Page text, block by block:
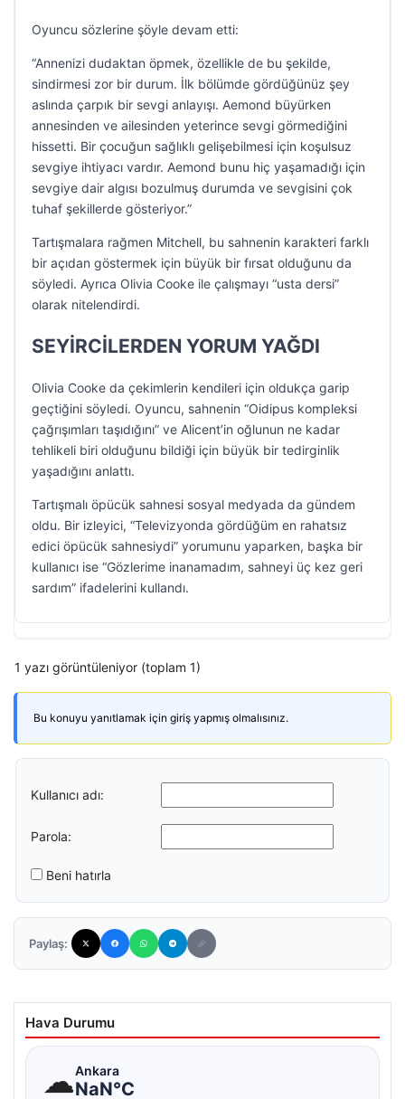
Oyuncu sözlerine şöyle devam etti:
“Annenizi dudaktan öpmek, özellikle de bu şekilde,
sindirmesi zor bir durum. İlk bölümde gördüğünüz şey
aslında çarpık bir sevgi anlayışı. Aemond büyürken
annesinden ve ailesinden yeterince sevgi görmediğini
hissetti. Bir çocuğun sağlıklı gelişebilmesi için koşulsuz
sevgiye ihtiyacı vardır. Aemond bunu hiç yaşamadığı için
sevgiye dair algısı bozulmuş durumda ve sevgisini çok
tuhaf şekillerde gösteriyor.”
Tartışmalara rağmen Mitchell, bu sahnenin karakteri farklı
bir açıdan göstermek için büyük bir fırsat olduğunu da
söyledi. Ayrıca Olivia Cooke ile çalışmayı “usta dersi”
olarak nitelendirdi.
SEYİRCİLERDEN YORUM YAĞDI
Olivia Cooke da çekimlerin kendileri için oldukça garip
geçtiğini söyledi. Oyuncu, sahnenin “Oidipus kompleksi
çağrışımları taşıdığını” ve Alicent’in oğlunun ne kadar
tehlikeli biri olduğunu bildiği için büyük bir tedirginlik
yaşadığını anlattı.
Tartışmalı öpücük sahnesi sosyal medyada da gündem
oldu. Bir izleyici, “Televizyonda gördüğüm en rahatsız
edici öpücük sahnesiydi” yorumunu yaparken, başka bir
kullanıcı ise “Gözlerime inanamadım, sahneyi üç kez geri
sardım” ifadelerini kullandı.
1 yazı görüntüleniyor (toplam 1)
Bu konuyu yanıtlamak için giriş yapmış olmalısınız.
Kullanıcı adı:
Parola:
Beni hatırla
Paylaş:
Hava Durumu
☁Ankara
NaN°C